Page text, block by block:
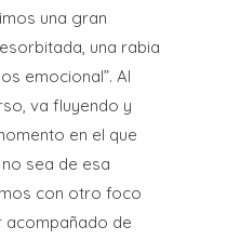
una gran
una rabia
emocional”. Al
va fluyendo y
en el que
sea de esa
con otro foco
acompañado de